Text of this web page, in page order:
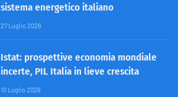
sistema energetico italiano
27 Luglio 2026
Istat: prospettive economia mondiale
incerte, PIL Italia in lieve crescita
10 Luglio 2026